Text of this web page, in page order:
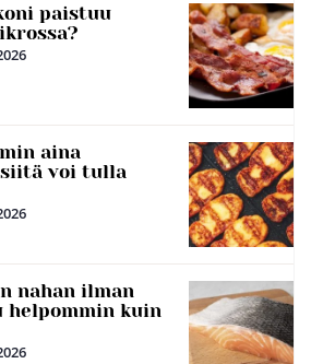
paistuu
aina
voi tulla
nahan ilman
helpommin kuin